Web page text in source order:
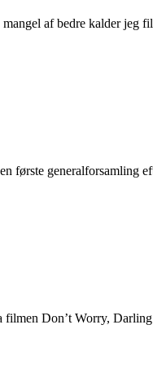
af bedre kalder jeg
første generalforsamling
Don’t Worry,